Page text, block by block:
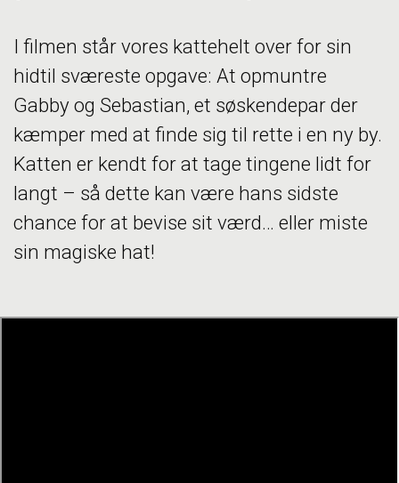
I filmen står vores kattehelt over for sin
hidtil sværeste opgave: At opmuntre
Gabby og Sebastian, et søskendepar der
kæmper med at finde sig til rette i en ny by.
Katten er kendt for at tage tingene lidt for
langt – så dette kan være hans sidste
chance for at bevise sit værd… eller miste
sin magiske hat!